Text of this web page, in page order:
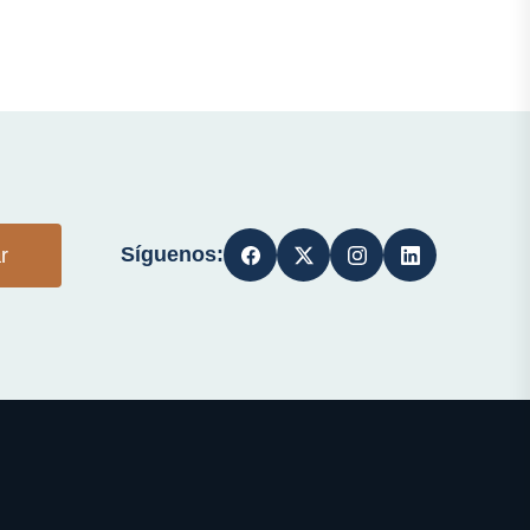
Síguenos: